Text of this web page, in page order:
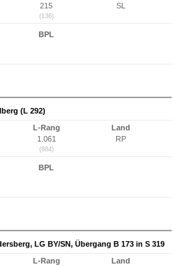
215
(136)
SL
BPL
(L 292)
L-Rang
1.061
(884)
Land
RP
BPL
LG BY/SN, Übergang B 173 in S 319
L-Rang
Land